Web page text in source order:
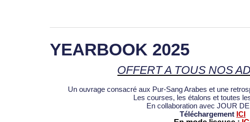
YEARBOOK 2025
OFFERT A TOUS NOS
Un ouvrage consacré aux Pur-Sang Arabes et une
Les courses, les étalons et toutes
En collaboration avec JOUR
Téléchargement ICI